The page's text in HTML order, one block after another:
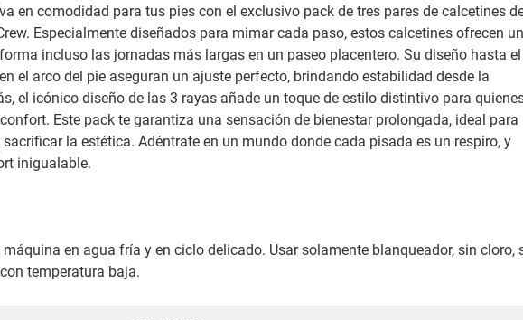
en comodidad para tus pies con el exclusivo pack de tres pares de calcetines
Especialmente diseñados para mimar cada paso, estos calcetines ofrecen
incluso las jornadas más largas en un paseo placentero. Su diseño hasta el
el arco del pie aseguran un ajuste perfecto, brindando estabilidad desde la
el icónico diseño de las 3 rayas añade un toque de estilo distintivo para
Este pack te garantiza una sensación de bienestar prolongada, ideal para
la estética. Adéntrate en un mundo donde cada pisada es un respiro, y
inigualable.
en agua fría y en ciclo delicado. Usar solamente blanqueador, sin cloro,
temperatura baja.